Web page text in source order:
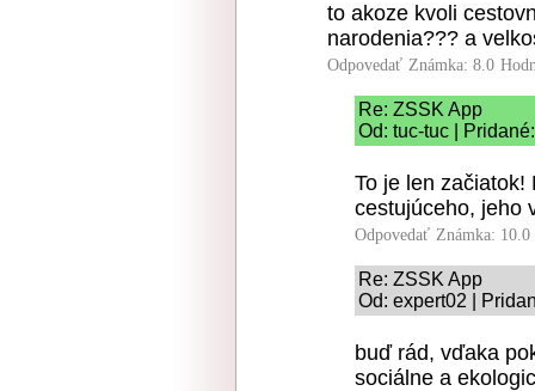
to akoze kvoli
narodenia??? a
Odpovedať Známka: 8.0
Re: ZSSK App
Od: tuc-tuc |
To je len
cestujúceho, jeho
Odpovedať Známka: 10.0
Re: ZSSK App
Od: expert02 |
buď rád, vďaka
sociálne a